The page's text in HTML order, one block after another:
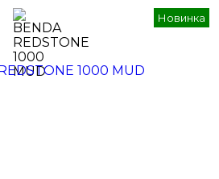
Новинка